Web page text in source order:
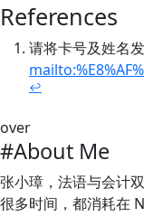
References
请将卡号及姓名
↩
over
#About Me
张小璋，法语与会计
很多时间，都消耗在